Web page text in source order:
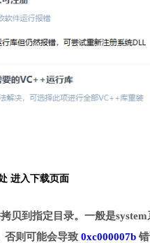
进入下载页面
贝到指定目录。一般是
否则可能会导致 0xc000007b 错